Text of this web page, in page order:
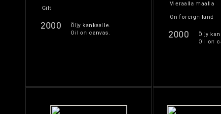
Gilt
2000
Öljy kankaalle.
Oil on canvas.
Vieraalla maalla
On foreign land
2000
Öljy
Oil on